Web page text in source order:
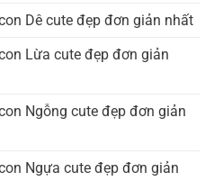
Dê cute đẹp đơn giản nhất
Lừa cute đẹp đơn giản
Ngỗng cute đẹp đơn giản
Ngựa cute đẹp đơn giản